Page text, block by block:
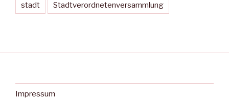
stadt Stadtverordnetenversammlung
Impressum